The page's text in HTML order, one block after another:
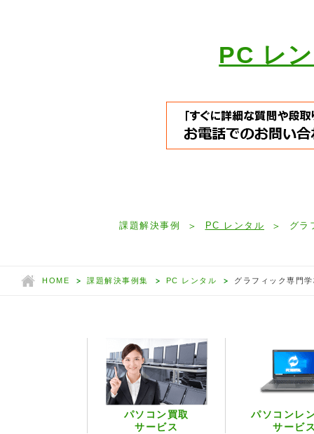
PC レ
課題解決事例 PC レンタル グラ
HOME 課題解決事例集 PC レンタル グラフィック専門
パソコン買取
サービス
パソコンレ
サービ